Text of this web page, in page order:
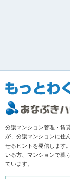
分譲マンション管理・賃
が、分譲マンションに住
せるヒントを発信します
いる方、マンションで暮
ています。